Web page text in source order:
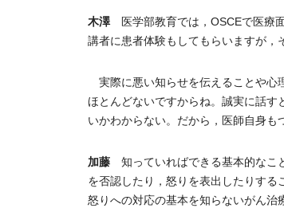
木澤医学部教育では，OSCEで医療
講者に患者体験もしてもらいますが，
実際に悪い知らせを伝えることや心
ほとんどないですからね。誠実に話
いかわからない。だから，医師自身も
加藤 知っていればできる基本的なこ
を否認したり，怒りを表出したりす
怒りへの対応の基本を知らないがん治